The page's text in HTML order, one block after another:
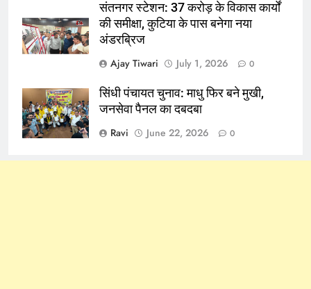
संतनगर स्टेशन: 37 करोड़ के विकास कार्यों
की समीक्षा, कुटिया के पास बनेगा नया
अंडरब्रिज
Ajay Tiwari
July 1, 2026 0
सिंधी पंचायत चुनाव: माधु फिर बने मुखी,
जनसेवा पैनल का दबदबा
Ravi
June 22, 2026 0